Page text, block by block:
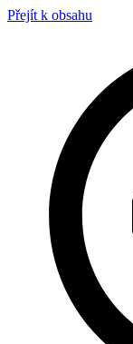
Přejít k obsahu